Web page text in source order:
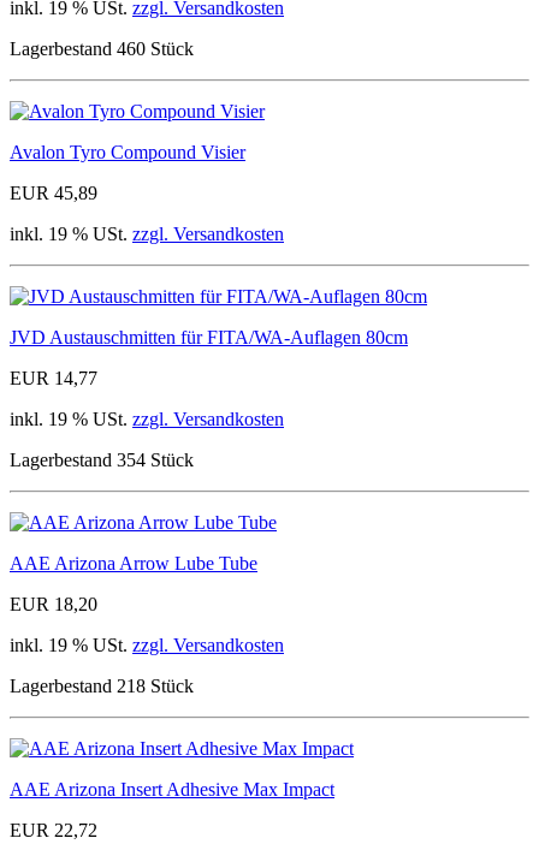
inkl. 19 % USt. zzgl. Versandkosten
Lagerbestand 460 Stück
Avalon Tyro Compound Visier
EUR 45,89
inkl. 19 % USt. zzgl. Versandkosten
JVD Austauschmitten für FITA/WA-Auflagen 80cm
EUR 14,77
inkl. 19 % USt. zzgl. Versandkosten
Lagerbestand 354 Stück
AAE Arizona Arrow Lube Tube
EUR 18,20
inkl. 19 % USt. zzgl. Versandkosten
Lagerbestand 218 Stück
AAE Arizona Insert Adhesive Max Impact
EUR 22,72